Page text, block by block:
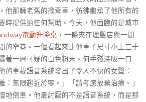
他那輛老舊的掀背車，彷彿繼承了他所有的
時提供過任何幫助。今天，他面臨的是城市
電動升降桌 ，一條夾在理髮店與一間
的窄巷。一個看起來比他車子尺寸小上三十
著一層可疑的白色粉末。何手殘深吸一口
的車載語音系統發出了令人不快的女聲：
：無限趨近於零。」「請考慮放棄治療。」
地倒車。他最討厭的不是語音系統，而是那